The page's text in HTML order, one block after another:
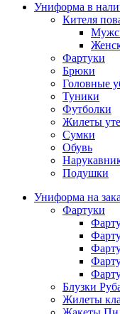
Униформа в
Кителя
Фартуки
Брюки
Головные
Туники
Футболки
Жилеты
Сумки
Обувь
Подушки
Униформа на
Фартуки
Блузки
Жилеты